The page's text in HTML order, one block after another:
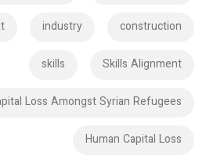
construction
industry
Skills Alignment
skills
Loss Amongst Syrian Refugees
Human Capital Loss